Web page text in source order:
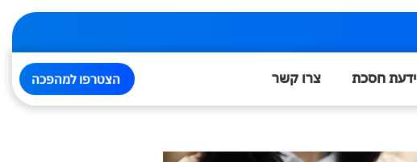
הצטרפו למהפכה ידעת חסכת צרו קשר